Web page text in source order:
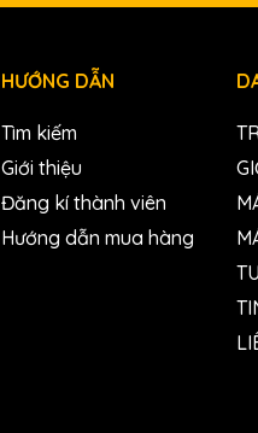
HƯỚNG DẪN
Tìm kiếm
Giới thiệu
Đăng kí thành viên
Hướng dẫn mua hàng